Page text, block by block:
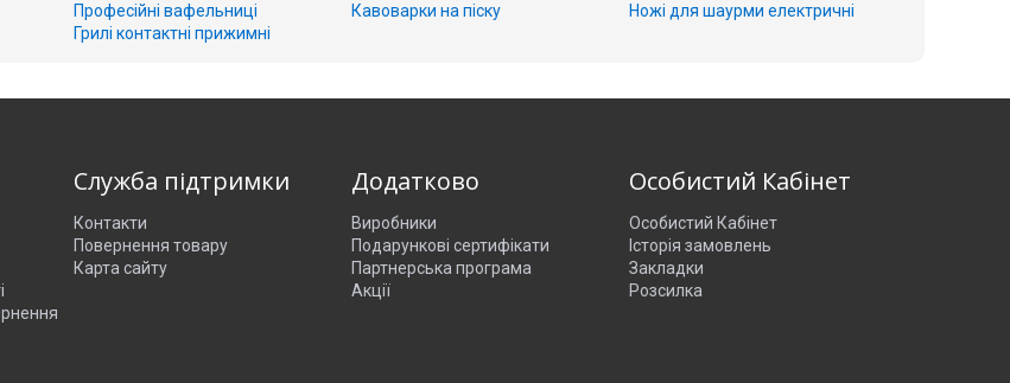
Професійні вафельниці
Грилі контактні прижимні
Кавоварки на піску
Ножі для шаурми електричні
Служба підтримки
Контакти
Повернення товару
Карта сайту
Додатково
Виробники
Подарункові сертифікати
Партнерська програма
Акції
Особистий Кабінет
Особистий Кабінет
Історія замовлень
Закладки
Розсилка